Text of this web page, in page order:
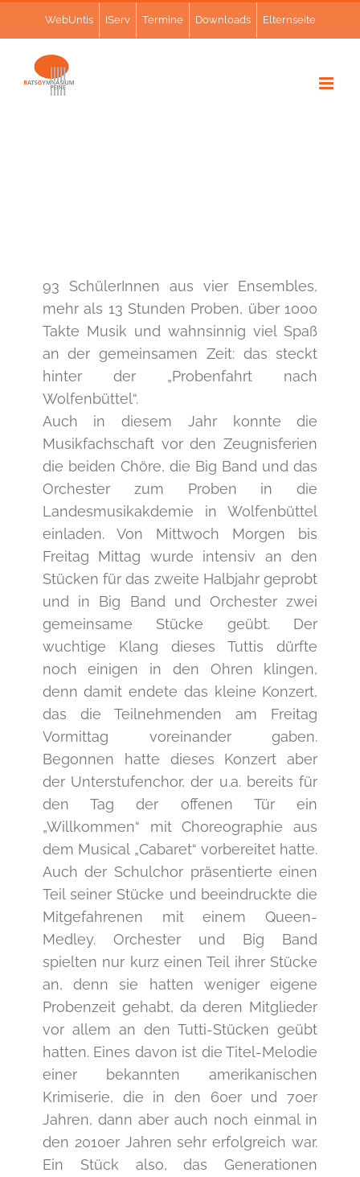
springen
WebUntis IServ Termine Downloads Elternseite
93 SchülerInnen aus vier Ensembles,
mehr als 13 Stunden Proben, über 1000
Takte Musik und wahnsinnig viel Spaß
an der gemeinsamen Zeit: das steckt
hinter der „Probenfahrt nach
Wolfenbüttel“.
Auch in diesem Jahr konnte die
Musikfachschaft vor den Zeugnisferien
die beiden Chöre, die Big Band und das
Orchester zum Proben in die
Landesmusikakdemie in Wolfenbüttel
einladen. Von Mittwoch Morgen bis
Freitag Mittag wurde intensiv an den
Stücken für das zweite Halbjahr geprobt
und in Big Band und Orchester zwei
gemeinsame Stücke geübt. Der
wuchtige Klang dieses Tuttis dürfte
noch einigen in den Ohren klingen,
denn damit endete das kleine Konzert,
das die Teilnehmenden am Freitag
Vormittag voreinander gaben.
Begonnen hatte dieses Konzert aber
der Unterstufenchor, der u.a. bereits für
den Tag der offenen Tür ein
„Willkommen“ mit Choreographie aus
dem Musical „Cabaret“ vorbereitet hatte.
Auch der Schulchor präsentierte einen
Teil seiner Stücke und beeindruckte die
Mitgefahrenen mit einem Queen-
Medley. Orchester und Big Band
spielten nur kurz einen Teil ihrer Stücke
an, denn sie hatten weniger eigene
Probenzeit gehabt, da deren Mitglieder
vor allem an den Tutti-Stücken geübt
hatten. Eines davon ist die Titel-Melodie
einer bekannten amerikanischen
Krimiserie, die in den 60er und 70er
Jahren, dann aber auch noch einmal in
den 2010er Jahren sehr erfolgreich war.
Ein Stück also, das Generationen